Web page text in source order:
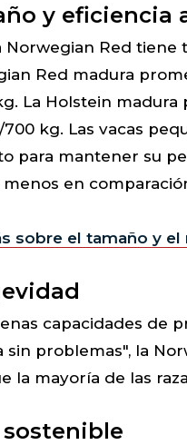
y eficiencia
Norwegian Red tiene
Red madura
La Holstein
700 kg. Las vacas
para mantener su
en
sobre el tamaño y
capacidades de
sin problemas", la
la mayoría de las
sostenible